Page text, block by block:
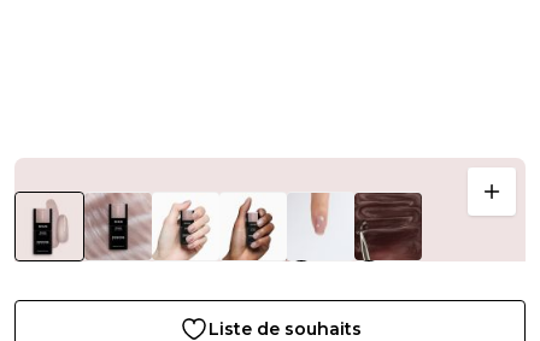
Liste de souhaits